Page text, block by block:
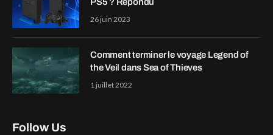
PS5 ? Répondu
26 juin 2023
Comment terminer le voyage Legend of
the Veil dans Sea of Thieves
1 juillet 2022
Follow Us